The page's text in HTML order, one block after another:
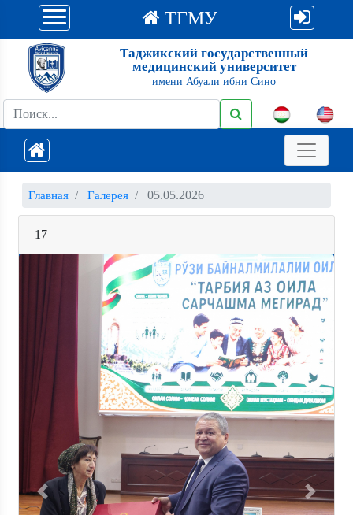
ТГМУ
Таджикский государственный
медицинский университет
имени Абуали ибни Сино
Главная Галерея 05.05.2026
17
Previous Next